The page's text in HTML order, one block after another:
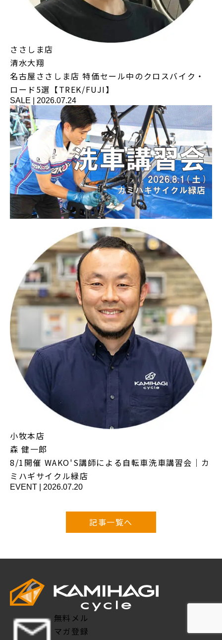
ささしま店
清水大翔
名古屋ささしま店 特価セール中のクロスバイク・
ロード5選【TREK/FUJI】
SALE 2026.07.24
小牧本店
森 健一郎
8/1開催 WAKO'S講師による自転車洗車講習会｜カ
ミハギサイクル緑店
EVENT 2026.07.20
記事一覧へ
無料メル
マガ登録